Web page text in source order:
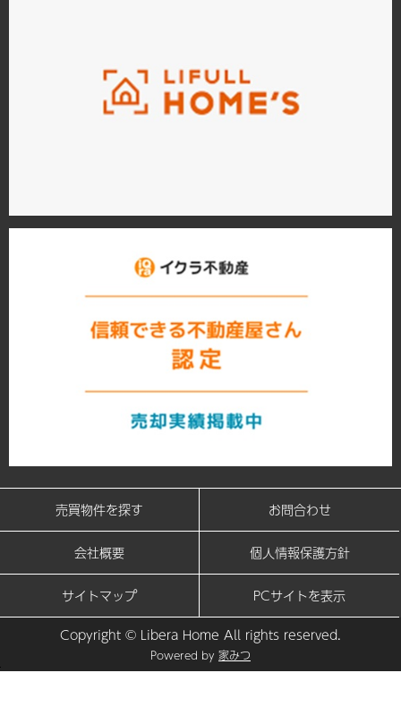
売買物件を探す お問合わせ
会社概要 個人情報保護方針
サイトマップ
PCサイトを表示
Copyright © Libera Home All rights reserved.
Powered by 家みつ